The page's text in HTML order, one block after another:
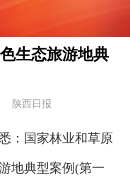
生态旅游地典
陕西日报
国家林业和草原
地典型案例(第一